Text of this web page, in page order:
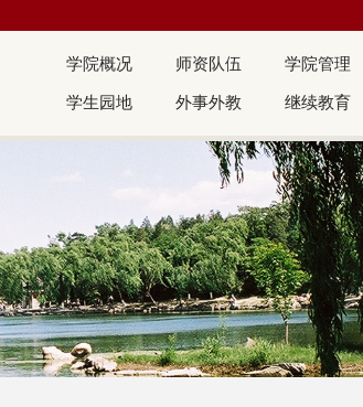
学院概况 师资队伍 学院管理
学生园地 外事外教 继续教育